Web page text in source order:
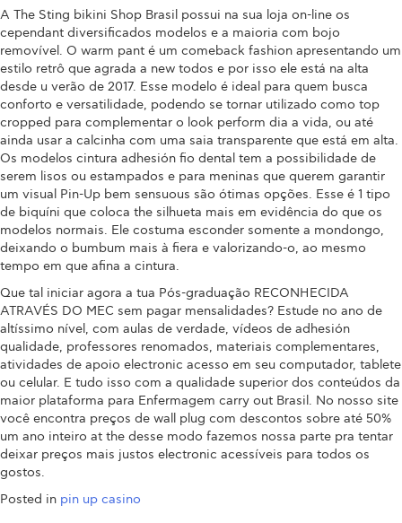
A The Sting bikini Shop Brasil possui na sua loja on-line os
cependant diversificados modelos e a maioria com bojo
removível. O warm pant é um comeback fashion apresentando um
estilo retrô que agrada a new todos e por isso ele está na alta
desde u verão de 2017. Esse modelo é ideal para quem busca
conforto e versatilidade, podendo se tornar utilizado como top
cropped para complementar o look perform dia a vida, ou até
ainda usar a calcinha com uma saia transparente que está em alta.
Os modelos cintura adhesión fio dental tem a possibilidade de
serem lisos ou estampados e para meninas que querem garantir
um visual Pin-Up bem sensuous são ótimas opções. Esse é 1 tipo
de biquíni que coloca the silhueta mais em evidência do que os
modelos normais. Ele costuma esconder somente a mondongo,
deixando o bumbum mais à fiera e valorizando-o, ao mesmo
tempo em que afina a cintura.
Que tal iniciar agora a tua Pós-graduação RECONHECIDA
ATRAVÉS DO MEC sem pagar mensalidades? Estude no ano de
altíssimo nível, com aulas de verdade, vídeos de adhesión
qualidade, professores renomados, materiais complementares,
atividades de apoio electronic acesso em seu computador, tablete
ou celular. E tudo isso com a qualidade superior dos conteúdos da
maior plataforma para Enfermagem carry out Brasil. No nosso site
você encontra preços de wall plug com descontos sobre até 50%
um ano inteiro at the desse modo fazemos nossa parte pra tentar
deixar preços mais justos electronic acessíveis para todos os
gostos.
Posted in pin up casino